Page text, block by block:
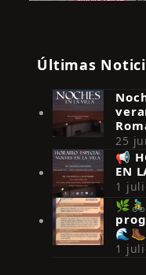
Últimas
25
📢
EN
1
🌊🥾
1